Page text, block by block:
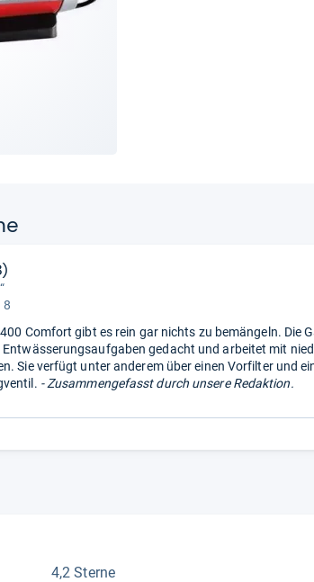
8
Comfort gibt es rein gar nichts zu bemängeln. Die
Entwässerungsaufgaben gedacht und arbeitet mit
Sie verfügt unter anderem über einen Vorfilter und
- Zusammengefasst durch unsere Redaktion.
4,2 Sterne